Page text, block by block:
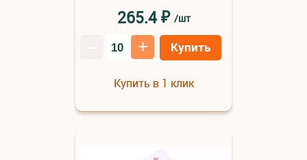
265.4₽ /шт
+ Купить
Купить в 1 клик